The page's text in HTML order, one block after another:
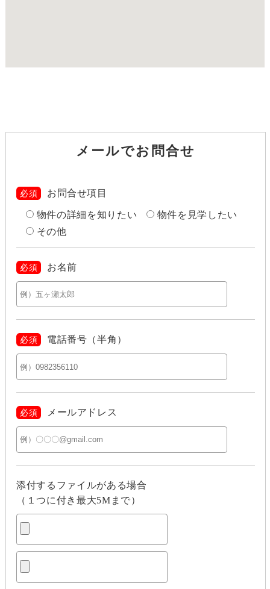
メールでお問合せ
必須 お問合せ項目
物件の詳細を知りたい
物件を見学したい
その他
必須 お名前
必須 電話番号（半角）
必須 メールアドレス
添付するファイルがある場合
（１つに付き最大5Mまで）